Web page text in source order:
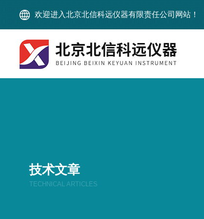
欢迎进入北京北信科远仪器有限责任公司网站！
技术文章
TECHNICAL ARTICLES